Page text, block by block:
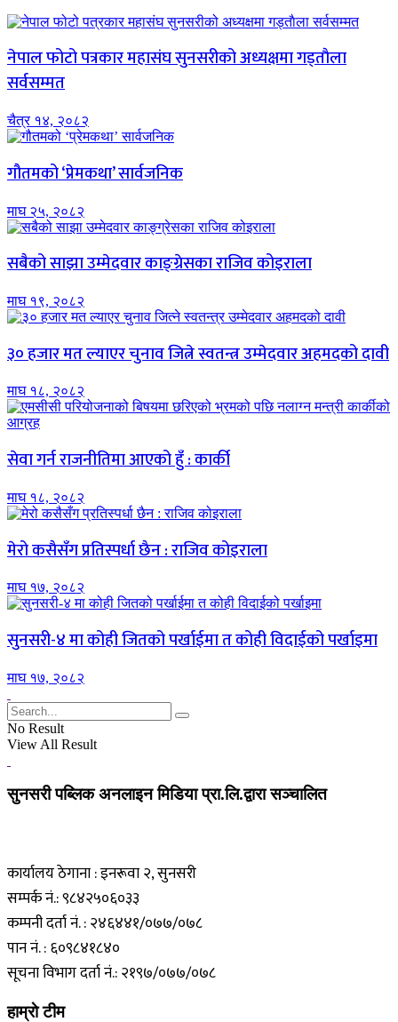
नेपाल फोटो पत्रकार महासंघ सुनसरीको अध्यक्षमा गड्ताैला
सर्वसम्मत
चैत्र १४, २०८२
गौतमको ‘प्रेमकथा’ सार्वजनिक
माघ २५, २०८२
सबैको साझा उम्मेदवार काङ्ग्रेसका राजिव कोइराला
माघ १९, २०८२
३० हजार मत ल्याएर चुनाव जित्ने स्वतन्त्र उम्मेदवार अहमदको दावी
माघ १८, २०८२
सेवा गर्न राजनीतिमा आएको हुँ : कार्की
माघ १८, २०८२
मेरो कसैसँग प्रतिस्पर्धा छैन : राजिव कोइराला
माघ १७, २०८२
सुनसरी-४ मा कोही जितको पर्खाईमा त कोही विदाईको पर्खाइमा
माघ १७, २०८२
No Result
View All Result
सुनसरी पब्लिक अनलाइन मिडिया प्रा.लि.द्वारा सञ्चालित
कार्यालय ठेगाना : इनरूवा २, सुनसरी
सम्पर्क नं.: ९८४२५०६०३३
कम्पनी दर्ता नं. : २४६४४१/०७७/०७८
पान नं. : ६०९८४१८४०
सूचना विभाग दर्ता नं.: २१९७/०७७/०७८
हाम्राे टीम